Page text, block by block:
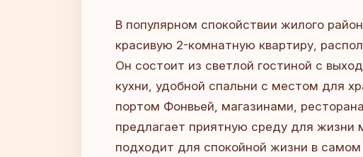
В популярном спокойствии жилого
красивую 2-комнатную квартиру,
Он состоит из светлой гостиной с
кухни, удобной спальни с местом для
портом Фонвьей, магазинами,
предлагает приятную среду для
подходит для спокойной жизни в